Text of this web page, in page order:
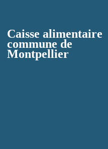
Caisse alimentaire
commune de
Montpellier